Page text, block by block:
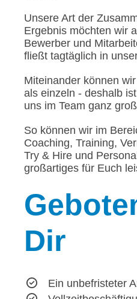
Unsere Art der
Ergebnis möchten wir
Bewerber und
fließt tagtäglich in
Miteinander können
als einzeln - deshalb
uns im Team ganz
So können wir im
Coaching, Training,
Try & Hire und
großartiges für Euch
Dir
Ein unbefristeter